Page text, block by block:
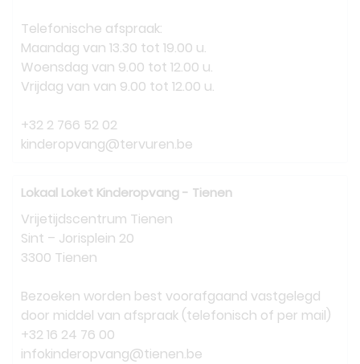
Telefonische afspraak:
Maandag van 13.30 tot 19.00 u.
Woensdag van 9.00 tot 12.00 u.
Vrijdag van van 9.00 tot 12.00 u.
+32 2 766 52 02
kinderopvang@tervuren.be
Lokaal Loket Kinderopvang - Tienen
Vrijetijdscentrum Tienen
Sint – Jorisplein 20
3300 Tienen
Bezoeken worden best voorafgaand vastgelegd
door middel van afspraak (telefonisch of per mail)
+32 16 24 76 00
infokinderopvang@tienen.be